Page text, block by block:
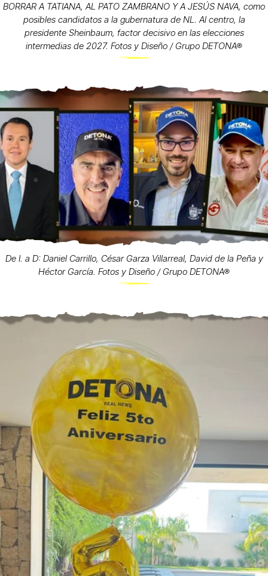
BORRAR A TATIANA, AL PATO ZAMBRANO Y A JESÚS NAVA, como
posibles candidatos a la gubernatura de NL. Al centro, la
presidente Sheinbaum, factor decisivo en las elecciones
intermedias de 2027. Fotos y Diseño / Grupo DETONA®
De I. a D: Daniel Carrillo, César Garza Villarreal, David de la Peña y
Héctor García. Fotos y Diseño / Grupo DETONA®